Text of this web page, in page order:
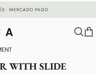
· MERCADO PAGO
WITH SLIDE